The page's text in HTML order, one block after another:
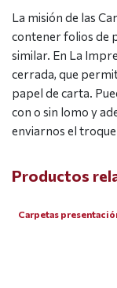
La misión de las
contener folios de
similar. En La
cerrada, que
papel de carta.
con o sin lomo y
enviarnos el
Productos
Carpetas